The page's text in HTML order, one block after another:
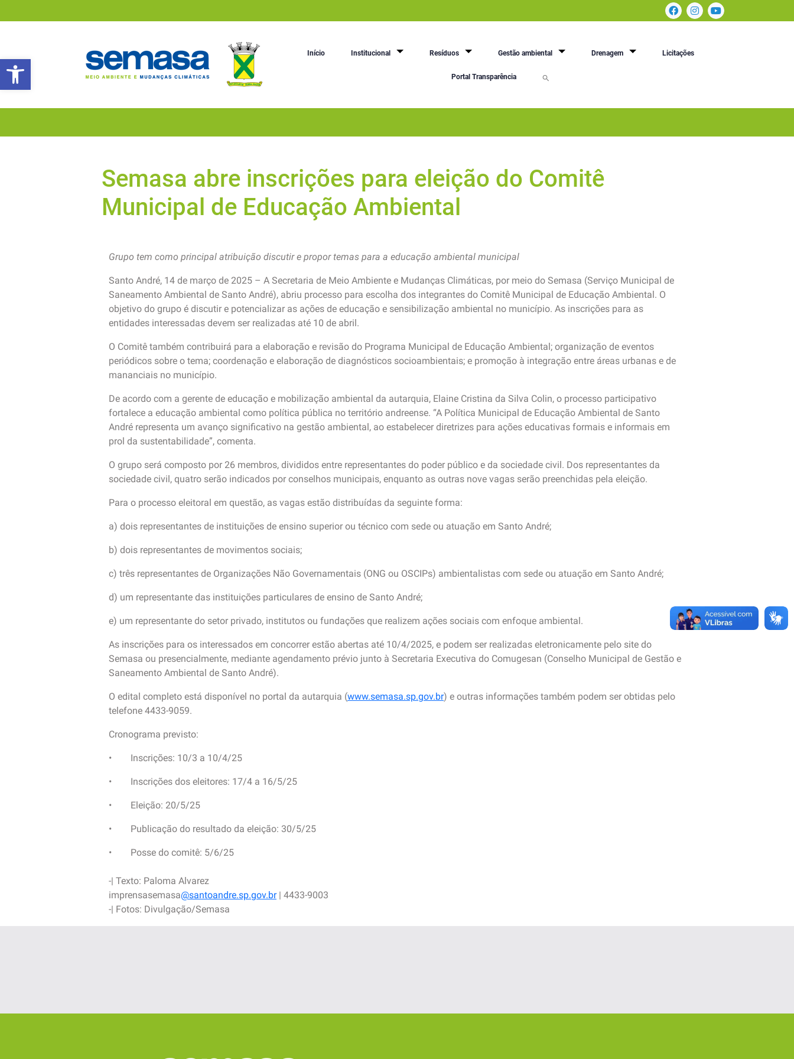
Abrir a barra de ferramentas
Início Institucional Resíduos Gestão ambiental Drenagem Licitações
Portal Transparência
Semasa abre inscrições para eleição do Comitê
Municipal de Educação Ambiental
Grupo tem como principal atribuição discutir e propor temas para a educação ambiental municipal
Santo André, 14 de março de 2025 – A Secretaria de Meio Ambiente e Mudanças Climáticas, por meio do Semasa (Serviço Municipal de
Saneamento Ambiental de Santo André), abriu processo para escolha dos integrantes do Comitê Municipal de Educação Ambiental. O
objetivo do grupo é discutir e potencializar as ações de educação e sensibilização ambiental no município. As inscrições para as
entidades interessadas devem ser realizadas até 10 de abril.
O Comitê também contribuirá para a elaboração e revisão do Programa Municipal de Educação Ambiental; organização de eventos
periódicos sobre o tema; coordenação e elaboração de diagnósticos socioambientais; e promoção à integração entre áreas urbanas e de
mananciais no município.
De acordo com a gerente de educação e mobilização ambiental da autarquia, Elaine Cristina da Silva Colin, o processo participativo
fortalece a educação ambiental como política pública no território andreense. “A Política Municipal de Educação Ambiental de Santo
André representa um avanço significativo na gestão ambiental, ao estabelecer diretrizes para ações educativas formais e informais em
prol da sustentabilidade”, comenta.
O grupo será composto por 26 membros, divididos entre representantes do poder público e da sociedade civil. Dos representantes da
sociedade civil, quatro serão indicados por conselhos municipais, enquanto as outras nove vagas serão preenchidas pela eleição.
Para o processo eleitoral em questão, as vagas estão distribuídas da seguinte forma:
a) dois representantes de instituições de ensino superior ou técnico com sede ou atuação em Santo André;
b) dois representantes de movimentos sociais;
c) três representantes de Organizações Não Governamentais (ONG ou OSCIPs) ambientalistas com sede ou atuação em Santo André;
d) um representante das instituições particulares de ensino de Santo André;
e) um representante do setor privado, institutos ou fundações que realizem ações sociais com enfoque ambiental.
As inscrições para os interessados em concorrer estão abertas até 10/4/2025, e podem ser realizadas eletronicamente pelo site do
Semasa ou presencialmente, mediante agendamento prévio junto à Secretaria Executiva do Comugesan (Conselho Municipal de Gestão e
Saneamento Ambiental de Santo André).
O edital completo está disponível no portal da autarquia (www.semasa.sp.gov.br) e outras informações também podem ser obtidas pelo
telefone 4433-9059.
Cronograma previsto:
• Inscrições: 10/3 a 10/4/25
• Inscrições dos eleitores: 17/4 a 16/5/25
• Eleição: 20/5/25
• Publicação do resultado da eleição: 30/5/25
• Posse do comitê: 5/6/25
-| Texto: Paloma Alvarez
imprensasemasa@santoandre.sp.gov.br| 4433-9003
-| Fotos: Divulgação/Semasa